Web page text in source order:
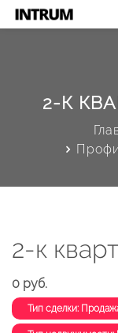
2-К
2-к
0 руб.
Тип сделки: